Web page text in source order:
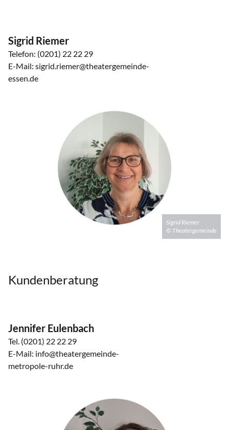
Sigrid Riemer
Telefon: (0201) 22 22 29
E-Mail: sigrid.riemer@theatergemeinde-
essen.de
Sigrid Riemer
© Theatergemeinde
Kundenberatung
Jennifer Eulenbach
Tel. (0201) 22 22 29
E-Mail: info@theatergemeinde-
metropole-ruhr.de